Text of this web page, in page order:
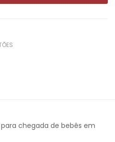
chegada de bebês em